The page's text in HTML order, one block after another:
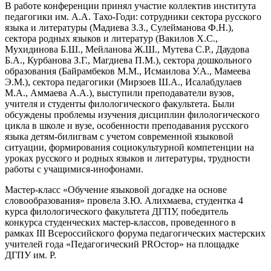
В работе конференции принял участие коллектив института
педагогики им. А.А. Тахо-Годи: сотрудники сектора русского
языка и литературы (Мадиева З.З., Сулейманова Ф.Н.),
сектора родных языков и литератур (Вакилов Х.С.,
Мухидинова Б.Ш., Мейланова Ж.Ш., Мутева С.Р., Даудова
Б.А., Курбанова З.Г., Магдиева П.М.), сектора дошкольного
образования (Байрамбеков М.М., Исмаилова У.А., Мамеева
Э.М.), сектора педагогики (Мирзоев Ш.А., Исалабдулаев
М.А., Аммаева А.А.), выступили преподаватели вузов,
учителя и студенты филологического факультета. Были
обсуждены проблемы изучения дисциплин филологического
цикла в школе и вузе, особенности преподавания русского
языка детям-билигвам с учетом современной языковой
ситуации, формирования социокультурной компетенции на
уроках русского и родных языков и литературы, трудности
работы с учащимися-инофонами.
Мастер-класс «Обучение языковой догадке на основе
словообразования» провела З.Ю. Алихмаева, студентка 4
курса филологического факультета ДГПУ, победитель
конкурса студенческих мастер-классов, проведенного в
рамках III Всероссийского форума педагогических мастерских
учителей года «Педагогический PROстор» на площадке
ДГПУ им. Р.